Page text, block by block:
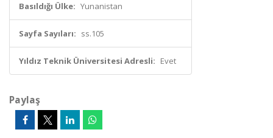
Basıldığı Ülke: Yunanistan
Sayfa Sayıları: ss.105
Yıldız Teknik Üniversitesi Adresli: Evet
Paylaş